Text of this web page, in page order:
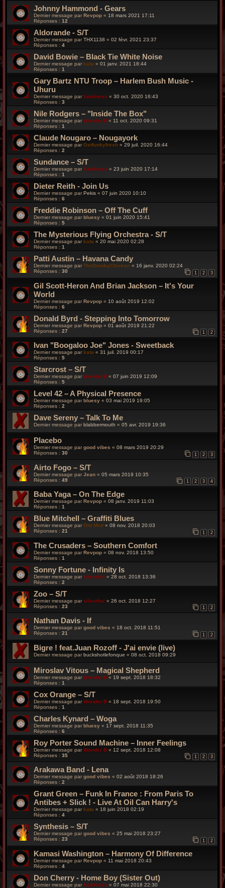
Johnny Hammond - Gears
Dernier message par Revpop « 18 mars 2021 17:11
Réponses : 12
Aldorande - S/T
Dernier message parTHX1138 « 02 févr. 2021 23:37
Réponses : 4
David Bowie – Black Tie White Noise
Dernier message par kata « 01 janv. 2021 18:44
Réponses : 1
Gary Bartz NTU Troop – Harlem Bush Music -
Uhuru
Dernier message par funkiness « 30 oct. 2020 16:43
Réponses : 3
Nile Rodgers – "Inside The Box"
Dernier message par Wonder B « 11 oct. 2020 09:31
Réponses : 1
Claude Nougaro – Nougayork
Dernier message parGetfunkyfresh « 29 juil. 2020 16:44
Réponses : 2
Sundance – S/T
Dernier message par funkiness « 23 juin 2020 17:14
Réponses : 1
Dieter Reith - Join Us
Dernier message parPekis « 07 juin 2020 10:10
Réponses : 6
Freddie Robinson – Off The Cuff
Dernier message par bluesy « 01 juin 2020 15:41
Réponses : 5
The Mysterious Flying Orchestra - S/T
Dernier message parkata « 20 mai 2020 02:28
Réponses : 1
Patti Austin – Havana Candy
Dernier message par TheDrunkyChicken « 16 janv. 2020 02:24
Réponses : 30 1 2 3
Gil Scott-Heron And Brian Jackson – It's Your
World
Dernier message par Revpop « 10 août 2019 12:02
Réponses : 6
Donald Byrd - Stepping Into Tomorrow
Dernier message par Revpop « 01 août 2019 21:22
Réponses : 27 1 2
Ivan "Boogaloo Joe" Jones - Sweetback
Dernier message parkata « 31 juil. 2019 00:17
Réponses : 5
Starcrost – S/T
Dernier message par Wonder B « 07 juin 2019 12:09
Réponses : 5
Level 42 – A Physical Presence
Dernier message parbluesy « 03 mai 2019 19:05
Réponses : 2
Dave Sereny – Talk To Me
Dernier message par blabbermouth « 05 avr. 2019 19:36
Placebo
Dernier message pargood vibes « 08 mars 2019 20:29
Réponses : 30 1 2 3
Airto Fogo – S/T
Dernier message par Jean « 05 mars 2019 10:35
Réponses : 49 1 2 3 4
Baba Yaga – On The Edge
Dernier message parRevpop « 08 janv. 2019 11:03
Réponses : 1
Blue Mitchell – Graffiti Blues
Dernier message par Old Mod « 08 nov. 2018 20:03
Réponses : 21 1 2
The Crusaders – Southern Comfort
Dernier message parRevpop « 08 nov. 2018 13:50
Réponses : 1
Sonny Fortune - Infinity Is
Dernier message par silverfox « 28 oct. 2018 13:36
Réponses : 2
Zoo – S/T
Dernier message parsilverfox « 26 oct. 2018 12:27
Réponses : 23 1 2
Nathan Davis - If
Dernier message par good vibes « 18 oct. 2018 11:51
Réponses : 21 1 2
Bigre ! feat.Juan Rozoff - J'ai envie (live)
Dernier message parbuckshotlefonque « 08 oct. 2018 09:29
Miroslav Vitous – Magical Shepherd
Dernier message par Wonder B « 19 sept. 2018 18:32
Réponses : 1
Cox Orange – S/T
Dernier message parWonder B « 18 sept. 2018 19:50
Réponses : 1
Charles Kynard – Woga
Dernier message par bluesy « 17 sept. 2018 11:35
Réponses : 6
Roy Porter Sound Machine – Inner Feelings
Dernier message parWonder B « 12 sept. 2018 12:08
Réponses : 35 1 2 3
Arakawa Band - Lena
Dernier message par good vibes « 02 août 2018 18:26
Réponses : 2
Grant Green – Funk In France : From Paris To
Antibes + Slick ! - Live At Oil Can Harry's
Dernier message par kata « 18 juin 2018 02:19
Réponses : 4
Synthesis – S/T
Dernier message par good vibes « 25 mai 2018 23:27
Réponses : 23 1 2
Kamasi Washington – Harmony Of Difference
Dernier message parRevpop « 11 mai 2018 20:43
Réponses : 4
Don Cherry - Home Boy (Sister Out)
Dernier message par funkiness « 07 mai 2018 22:30